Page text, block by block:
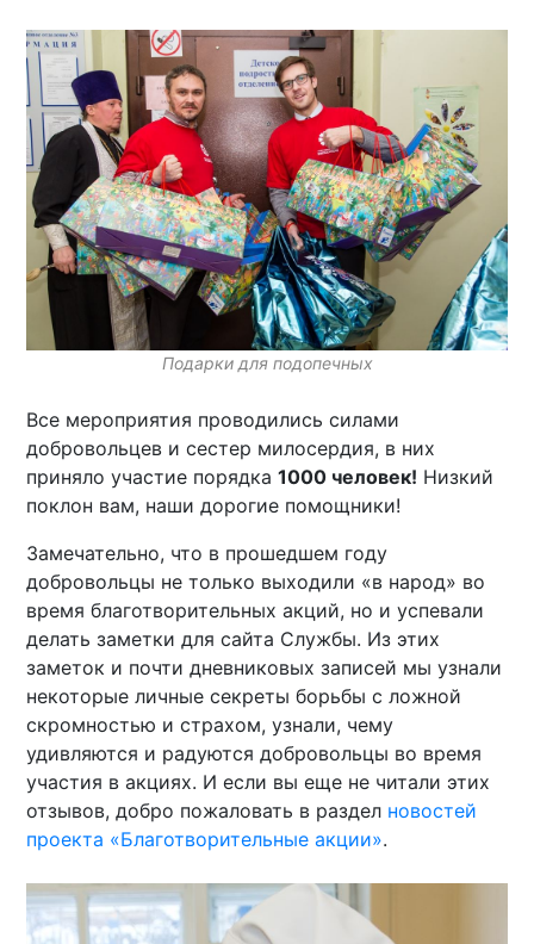
Подарки для подопечных
Все мероприятия проводились силами
добровольцев и сестер милосердия, в них
приняло участие порядка1000 человек! Низкий
поклон вам, наши дорогие помощники!
Замечательно, что в прошедшем году
добровольцы не только выходили «в народ» во
время благотворительных акций, но и успевали
делать заметки для сайта Службы. Из этих
заметок и почти дневниковых записей мы узнали
некоторые личные секреты борьбы с ложной
скромностью и страхом, узнали, чему
удивляются и радуются добровольцы во время
участия в акциях. И если вы еще не читали этих
отзывов, добро пожаловать в раздел новостей
проекта «Благотворительные акции».